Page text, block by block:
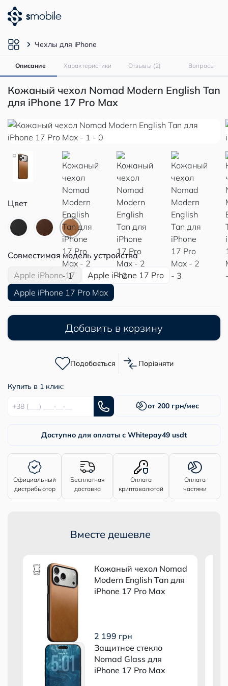
Чехлы для iPhone
Описание Характеристики Отзывы (2) Вопросы
Кожаный чехол Nomad Modern English Tan
для iPhone 17 Pro Max
Цвет
Совместимая модель устройства
Apple iPhone 17
Apple iPhone 17 Pro
Apple iPhone 17 Pro Max
Добавить в корзину
Подобається Порівняти
Купить в 1 клик:
от 200 грн/мес
Доступно для оплаты с Whitepay49 usdt
Официальный
дистрибьютор
Бесплатная
доставка
Оплата
криптовалютой
Оплата
частями
Вместе дешевле
Кожаный чехол Nomad
Modern English Tan для
iPhone 17 Pro Max
2 199 грн
Защитное стекло
Nomad Glass для
iPhone 17 Pro Max